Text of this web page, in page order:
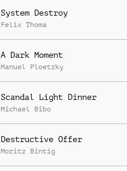
System Destroy
Felix Thoma
A Dark Moment
Manuel Ploetzky
Scandal Light Dinner
Michael Bibo
Destructive Offer
Moritz Bintig